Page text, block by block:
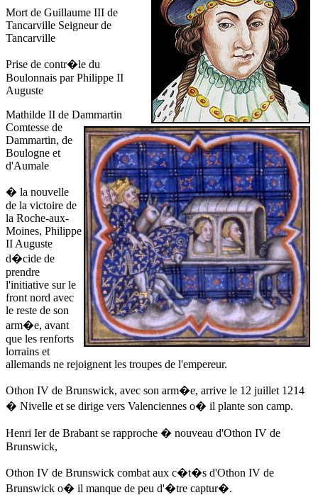
Mort de Guillaume III de
Tancarville Seigneur de
Tancarville
Prise de contr�le du
Boulonnais par Philippe II
Auguste
Mathilde II de Dammartin
Comtesse de
Dammartin, de
Boulogne et
d'Aumale
� la nouvelle
de la victoire de
la Roche-aux-
Moines, Philippe
II Auguste
d�cide de
prendre
l'initiative sur le
front nord avec
le reste de son
arm�e, avant
que les renforts
lorrains et
allemands ne rejoignent les troupes de l'empereur.
Othon IV de Brunswick, avec son arm�e, arrive le 12 juillet 1214
� Nivelle et se dirige vers Valenciennes o� il plante son camp.
Henri Ier de Brabant se rapproche � nouveau d'Othon IV de
Brunswick,
Othon IV de Brunswick combat aux c�t�s d'Othon IV de
Brunswick o� il manque de peu d'�tre captur�.